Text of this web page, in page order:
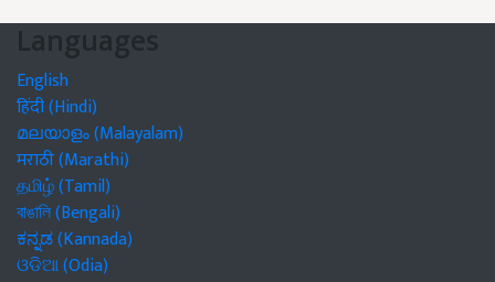
Languages
English
हिंदी (Hindi)
മലയാളം (Malayalam)
मराठी (Marathi)
தமிழ் (Tamil)
বাঙালি (Bengali)
ಕನ್ನಡ (Kannada)
ଓଡିଆ (Odia)